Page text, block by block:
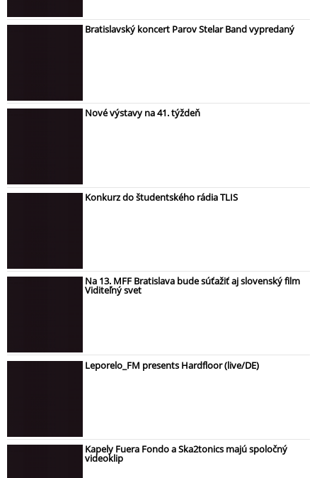
Bratislavský koncert Parov Stelar Band vypredaný
Nové výstavy na 41. týždeň
Konkurz do študentského rádia TLIS
Na 13. MFF Bratislava bude súťažiť aj slovenský film
Viditeľný svet
Leporelo_FM presents Hardfloor (live/DE)
Kapely Fuera Fondo a Ska2tonics majú spoločný
videoklip